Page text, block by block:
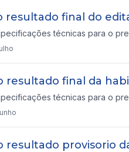
resultado final do
técnicas para o
resultado final da
técnicas para o
resultado provisorio